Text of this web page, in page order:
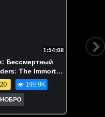
1:54:08
Бессмертный
The Immortal
199.9K